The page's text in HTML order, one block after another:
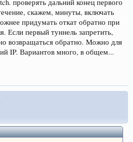
проверять дальний конец первого
скажем, минуты, включать
придумать откат обратно при
Если первый туннель запретить,
возвращаться обратно. Можно для
IP. Вариантов много, в общем...